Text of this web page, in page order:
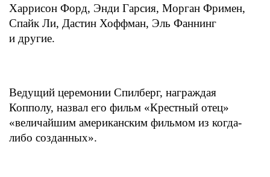
Харрисон Форд, Энди Гарсия, Морган Фримен,
Спайк Ли, Дастин Хоффман, Эль Фаннинг
и другие.
Ведущий церемонии Спилберг, награждая
Копполу, назвал его фильм «Крестный отец»
«величайшим американским фильмом из когда-
либо созданных».